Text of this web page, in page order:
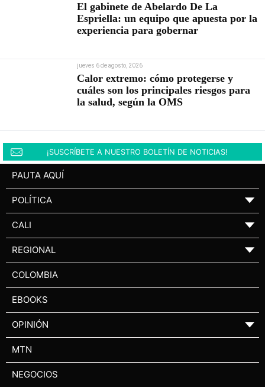
El gabinete de Abelardo De La
Espriella: un equipo que apuesta por la
experiencia para gobernar
jueves 6 de agosto, 2026
Calor extremo: cómo protegerse y
cuáles son los principales riesgos para
la salud, según la OMS
¡SUSCRÍBETE A NUESTRO BOLETÍN DE NOTICIAS!
PAUTA AQUÍ
POLÍTICA ▼
CALI ▼
REGIONAL ▼
COLOMBIA
EBOOKS
OPINIÓN ▼
MTN
NEGOCIOS